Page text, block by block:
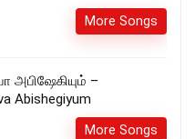
More Songs
அபிஷேகியும் –
Abishegiyum
More Songs